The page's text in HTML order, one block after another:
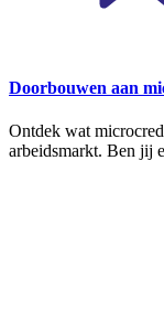
Doorbouwen aan
Ontdek wat
arbeidsmarkt. Ben jij